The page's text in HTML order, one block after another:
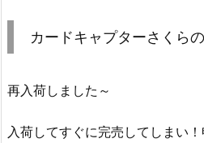
カードキャプターさくら
再入荷しました～
入荷してすぐに完売してしまい